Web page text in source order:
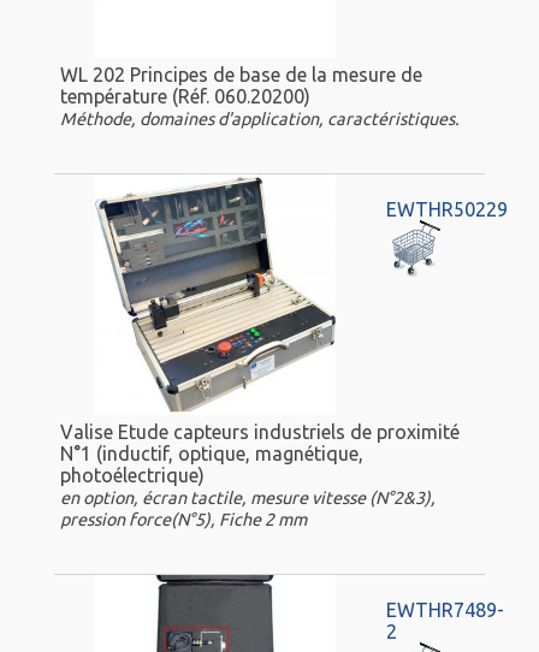
WL 202 Principes de base de la mesure de
température (Réf. 060.20200)
Méthode, domaines d'application, caractéristiques.
EWTHR50229
Valise Etude capteurs industriels de proximité
N°1 (inductif, optique, magnétique,
photoélectrique)
en option, écran tactile, mesure vitesse (N°2&3),
pression force(N°5), Fiche 2 mm
EWTHR7489-
2